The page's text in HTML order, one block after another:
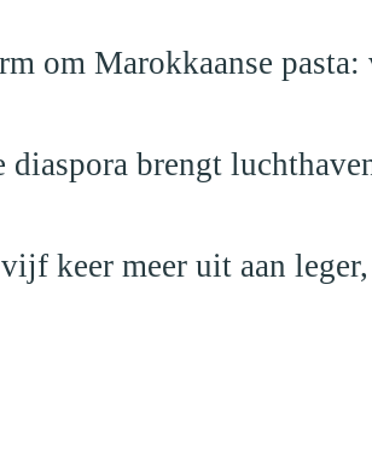
om Marokkaanse
diaspora brengt
keer meer uit aan